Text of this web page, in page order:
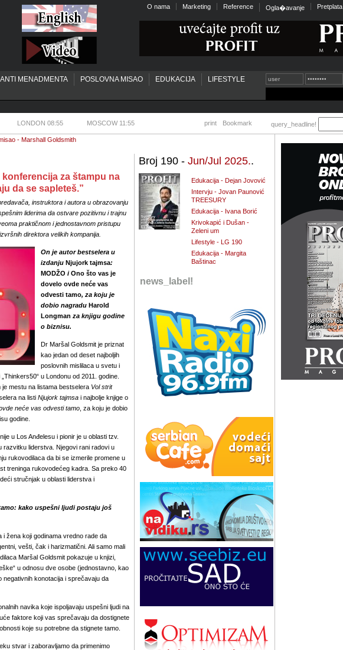
MENADMENTA POSLOVNA MISAO EDUKACIJA
LIFESTYLE
O nama Marketing Reference Ogla�avanje Pretplata
LONDON 08:55 MOSCOW 11:55 print Bookmark query_headline!
- Marshall Goldsmith
za štampu na
da se sapleteš.”
instruktora i autora u obrazovanju
liderima da ostvare pozitivnu i trajnu
praktičnom i jednostavnom pristupu
direktora velikih kompanija.
On je autor bestselera u
izdanju Njujork tajmsa:
MODŽO iOno što vas je
dovelo ovde neće vas
odvesti tamo, za koju je
dobio nagradu Harold
Longman za knjigu godine
o biznisu.
Dr Maršal Goldsmit je priznat
kao jedan od deset najboljih
poslovnih mislilaca u svetu i
u Londonu od 2011. godine.
je mestu na listama bestselera Vol strit
na listi Njujork tajmsa i najbolje knjige o
neće vas odvesti tamo , za koju je dobio
godine.
u Los Anđelesu i pionir je u oblasti tzv.
razvitku liderstva. Njegovi rani radovi u
rukovodilaca da bi se izmerile promene u
treninga rukovodećeg kadra. Sa preko 40
stručnjak u oblasti liderstva i
kako uspešni ljudi postaju još
žena koji godinama vredno rade da
vešti, čak i harizmatični. Ali samo mali
Maršal Goldsmit pokazuje u knjizi,
u odnosu dve osobe (jednostavno, kao
negativnih konotacija i sprečavaju da
navika koje ispoljavaju uspešni ljudi na
faktore koji vas sprečavaju da dostignete
koje su potrebne da stignete tamo.
stvar i zaboravljamo da primenimo
Broj 190 - Jun/Jul 2025..
Edukacija - Dejan Jovović
Intervju - Jovan Paunović
TREESURY
Edukacija - Ivana Borić
Krivokapić i Dušan -
Zeleni um
Lifestyle - LG 190
Edukacija - Margita
Baštinac
news_label!